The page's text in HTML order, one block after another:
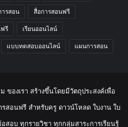
ารสอน สื่อการสอนฟรี
รี เรียนออนไลน์
แบบทดสอบออนไลน์ แผนการสอน
ของเรา สร้างขึ้นโดยมีวัตถุประสงค์เพื่อ
สอนฟรี สำหรับครู ดาวน์โหลด ใบงาน ใบ
อบ ทุกรายวิชา ทุกกลุ่มสาระการเรียนรู้